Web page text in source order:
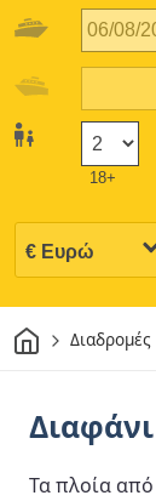
18+
ΣπίτιΔιαδρομές
Τα πλοία